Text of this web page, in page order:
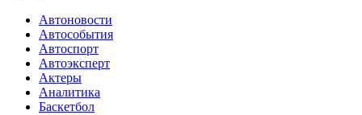
Автоновости
Автособытия
Автоспорт
Автоэксперт
Актеры
Аналитика
Баскетбол